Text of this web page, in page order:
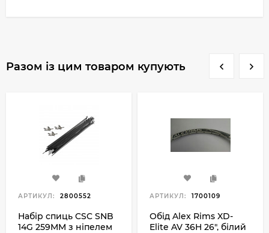
Разом із цим товаром купують
АРТИКУЛ: 2800552
Набір спиць CSC SNB
14G 259MM з ніпелем
АРТИКУЛ: 1700109
Обід Alex Rims XD-
Elite AV 36H 26", білий